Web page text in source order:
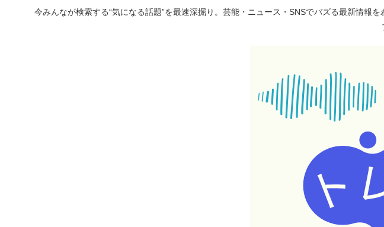
今みんなが検索する“気になる話題”を最速深掘り。芸能・ニュース・SNSでバズる最新情報